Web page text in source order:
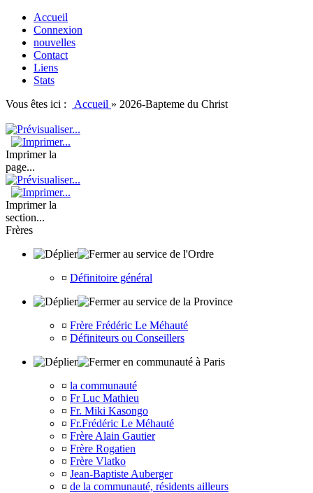
Accueil
Connexion
nouvelles
Contact
Liens
Stats
Vous êtes ici :
Accueil » 2026-Bapteme du Christ
Imprimer la
page...
Imprimer la
section...
Frères
au service de l'Ordre
¤ Définitoire général
au service de la Province
¤ Frère Frédéric Le Méhauté
¤ Définiteurs ou Conseillers
en communauté à Paris
¤ la communauté
¤ Fr Luc Mathieu
¤ Fr. Miki Kasongo
¤ Fr.Frédéric Le Méhauté
¤ Frère Alain Gautier
¤ Frère Rogatien
¤ Frère Vlatko
¤ Jean-Baptiste Auberger
¤ de la communauté, résidents ailleurs